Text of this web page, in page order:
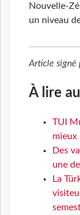
Nouvelle-
un niveau
Article signé
À lire
TUI
mieux
Des
une
La